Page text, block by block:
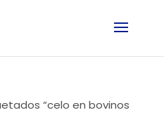
“celo en bovinos